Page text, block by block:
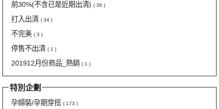
前30%(不含已是近期出清) ( 36 )
打入出清 ( 34 )
不完美 ( 3 )
停售不出清 ( 1 )
201912月份商品_熱銷 ( 1 )
特別企劃
孕婦裝/孕期穿搭 ( 173 )